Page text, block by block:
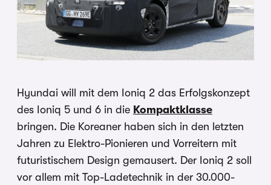
Hyundai will mit dem Ioniq 2 das Erfolgskonzept
des Ioniq 5 und 6 in die Kompaktklasse
bringen. Die Koreaner haben sich in den letzten
Jahren zu Elektro-Pionieren und Vorreitern mit
futuristischem Design gemausert. Der Ioniq 2 soll
vor allem mit Top-Ladetechnik in der 30.000-